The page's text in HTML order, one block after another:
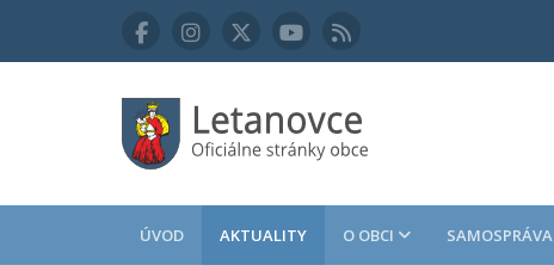
ÚVOD AKTUALITY O OBCI SAMOSPRÁVA